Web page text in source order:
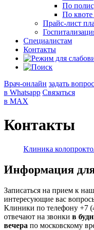
По
По
Прайс-лист
Специалистам
Контакты
Врач-онлайн задать вопрос
в Whatsapp Связаться
в MAX
Контакты
Клиника
Информация
Записаться на прием к
интересующие вас
Клиники по телефону +7
отвечают на звонки в
вечера по московскому